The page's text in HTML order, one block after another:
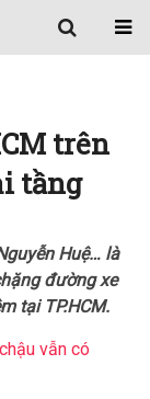
trên
tầng
Huệ… là
đường xe
tại TP.HCM.
vẫn có